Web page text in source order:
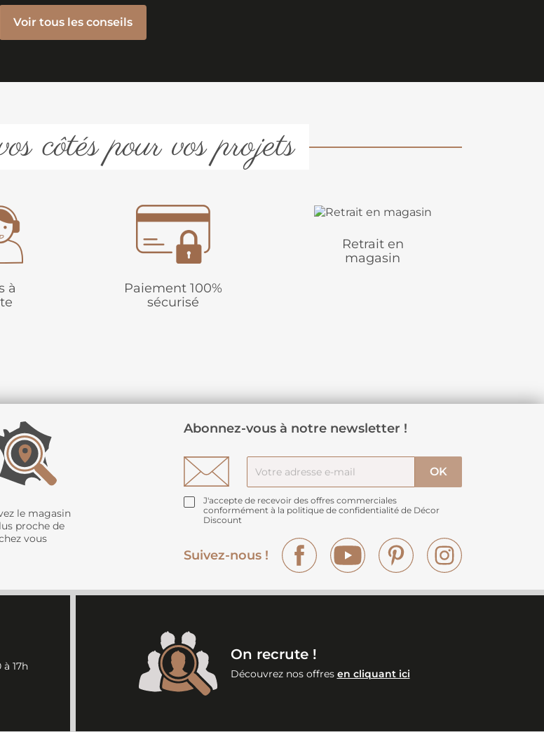
Voir tous les conseils
côtés pour vos projets
à
Paiement 100%
sécurisé
Retrait en
magasin
le magasin
proche de
vous
Abonnez-vous à notre newsletter !
J'accepte de recevoir des offres commerciales
conformément à la politique de confidentialité de Décor
Discount
Suivez-nous !
Facebook YouTube Pinterest
17h
On recrute !
Découvrez nos offres en cliquant ici